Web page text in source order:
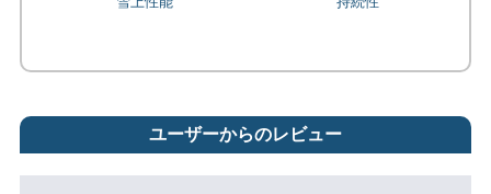
ユーザーからのレビュー